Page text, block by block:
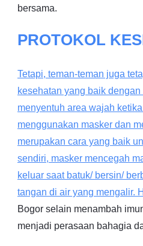
bersama.
PROTOKOL
Tetapi, teman-teman juga
kesehatan yang baik
menyentuh area wajah
menggunakan masker dan
merupakan cara yang baik
sendiri, masker mencegah
keluar saat batuk/ bersin/
tangan di air yang mengalir.
Bogor selain menambah
menjadi perasaan bahagia